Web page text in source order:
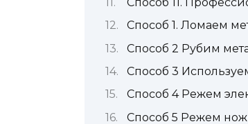
Способ 1. Ломаем
Способ 2 Рубим
Способ 3
Способ 4 Режем
Способ 5 Режем